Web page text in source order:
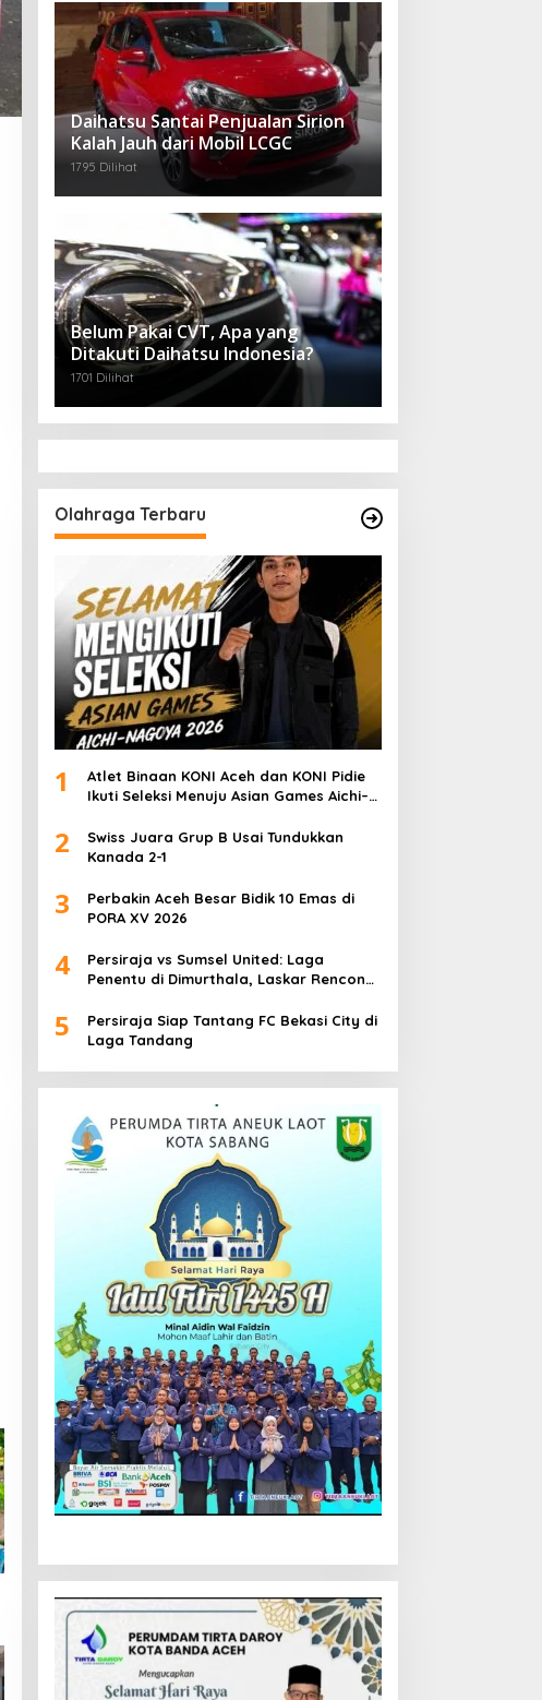
Daihatsu Santai Penjualan Sirion
Kalah Jauh dari Mobil LCGC
1795 Dilihat
Belum Pakai CVT, Apa yang
Ditakuti Daihatsu Indonesia?
1701 Dilihat
Olahraga Terbaru
1
Atlet Binaan KONI Aceh dan KONI Pidie
Ikuti Seleksi Menuju Asian Games Aichi–
2
Swiss Juara Grup B Usai Tundukkan
Kanada 2-1
3
Perbakin Aceh Besar Bidik 10 Emas di
PORA XV 2026
4
Persiraja vs Sumsel United: Laga
Penentu di Dimurthala, Laskar Rencong
5
Persiraja Siap Tantang FC Bekasi City di
Laga Tandang